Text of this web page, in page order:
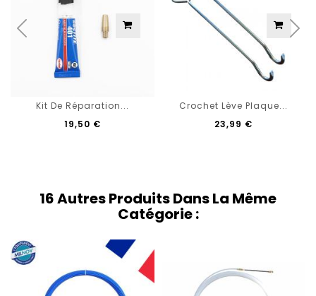
Kit De Réparation...
19,50 €
Crochet Lève Plaque...
23,99 €
16 Autres Produits Dans La Même
Catégorie :